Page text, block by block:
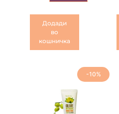
Додади
во
кошничка
-10%